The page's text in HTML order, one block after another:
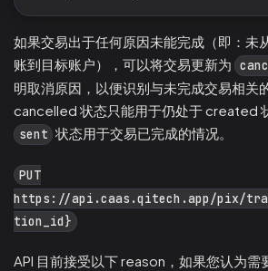
如果交易出于任何原因未能完成（即：未
账到目标账户），可以将交易更新为
明取消原因，以便识别与未完成交易相关
cancelled 状态只能用于仍处于 created
sent 状态用于交易已完成的情况。
PUT
https://api.caas.qitech.app/pix/
tion_id}
API 目前接受以下 reason，如果您认为需